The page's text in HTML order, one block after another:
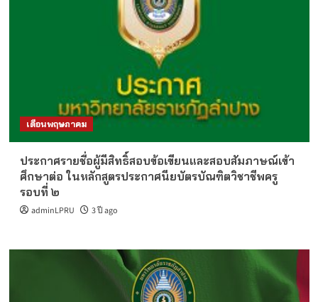
เดือนพฤษภาคม
ประกาศรายชื่อผู้มีสิทธิ์สอบข้อเขียนและสอบสัมภาษณ์เข้า
ศึกษาต่อ ในหลักสูตรประกาศนียบัตรบัณฑิตวิชาชีพครู
รอบที่ ๒
adminLPRU 3 ปี ago